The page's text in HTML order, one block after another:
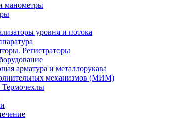
манометры
уровня и потока
Регистраторы
арматура и металлорукава
механизмов (МИМ)